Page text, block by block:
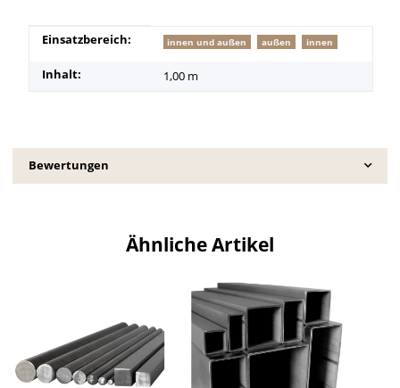
Produkteigenschaft
Wert
Einsatzbereich: innen und außen außen innen
Inhalt: 1,00 m
Bewertungen
Ähnliche Artikel